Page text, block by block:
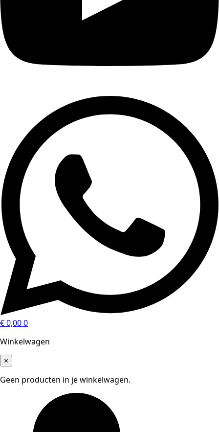
€0,000
Winkelwagen
×
Geen producten in je winkelwagen.